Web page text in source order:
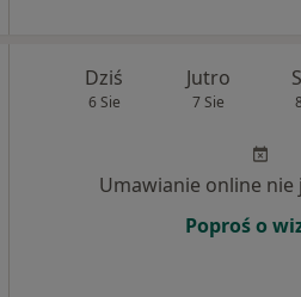
Dziś
6 Sie
Jutro
7 Sie
Umawianie online nie
Poproś o